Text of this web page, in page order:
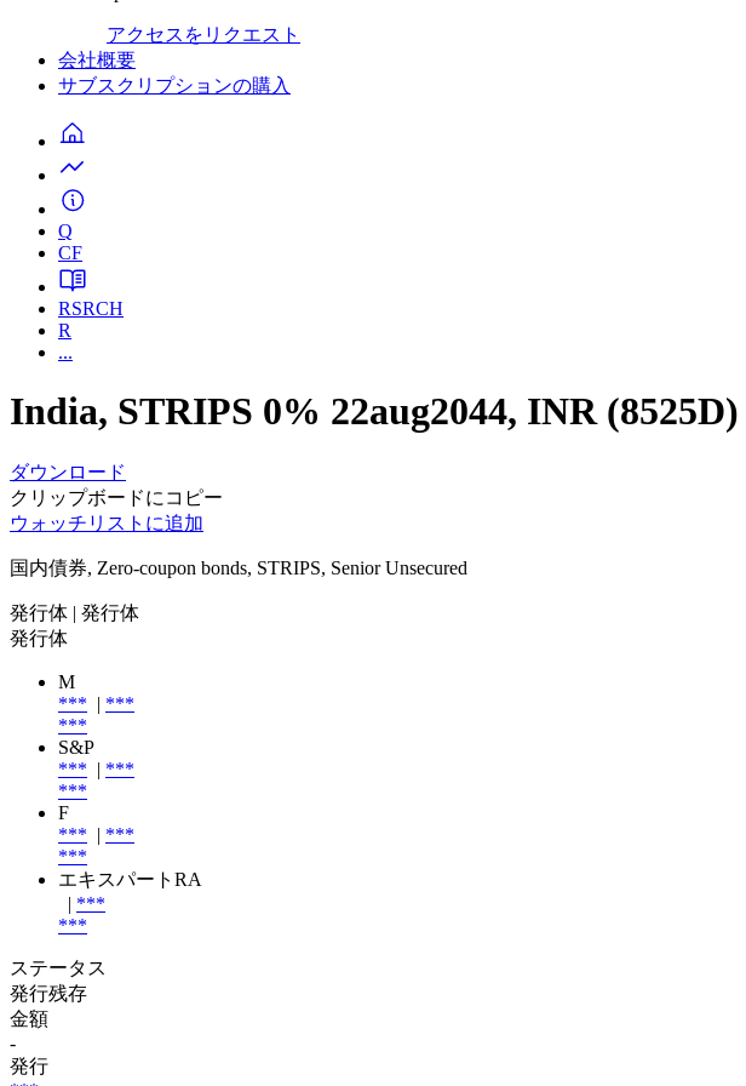
アクセスをリクエスト
会社概要
サブスクリプションの購入
Q
CF
RSRCH
R
...
India, STRIPS 0% 22aug2044, INR
ダウンロード
クリップボードにコピー
ウォッチリストに追加
国内債券, Zero-coupon bonds, STRIPS, Senior Unsecured
発行体 | 発行体
発行体
M
*** | ***
***
S&P
*** | ***
***
F
*** | ***
***
エキスパートRA
| ***
***
ステータス
発行残存
金額
-
発行